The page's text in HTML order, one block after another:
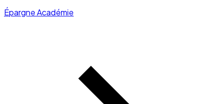
Épargne Académie